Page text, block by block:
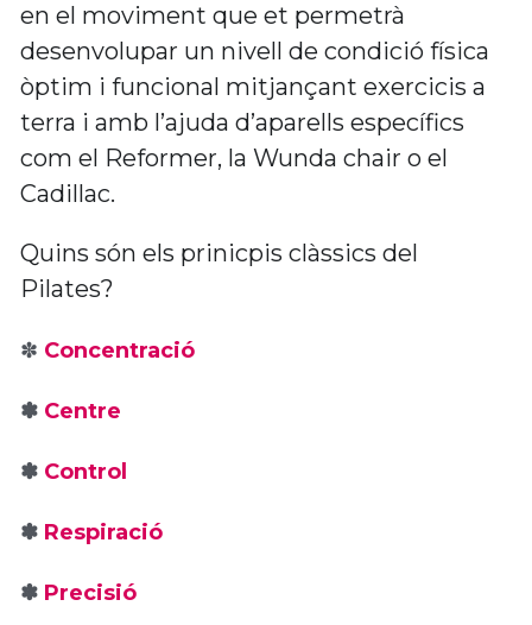
en el moviment que et permetrà
desenvolupar un nivell de condició física
òptim i funcional mitjançant exercicis a
terra i amb l’ajuda d’aparells específics
com el Reformer, la Wunda chair o el
Cadillac.
Quins són els prinicpis clàssics del
Pilates?
✽ Concentració
✽ Centre
✽ Control
✽ Respiració
✽ Precisió